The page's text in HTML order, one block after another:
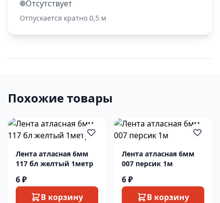
Отсутствует
Отпускается кратно 0,5 м
Похожие товары
Лента атласная 6мм
117 бл желтый 1метр
6 ₽
В корзину
Лента атласная 6мм
007 персик 1м
6 ₽
В корзину